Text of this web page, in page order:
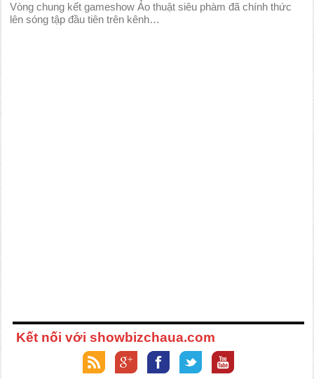
Vòng chung kết gameshow Ảo thuật siêu phàm đã chính thức
lên sóng tập đầu tiên trên kênh…
Kết nối với showbizchaua.com